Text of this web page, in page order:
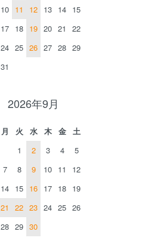
10 11 12 13 14 15
17 18 19 20 21
22
24 25 26 27 28 29
31
2026年9月
月 火 水 木 金
土
1
2 3 4
5
7 8 9 10 11
12
14 15 16 17 18 19
21 22 23 24 25 26
28 29 30